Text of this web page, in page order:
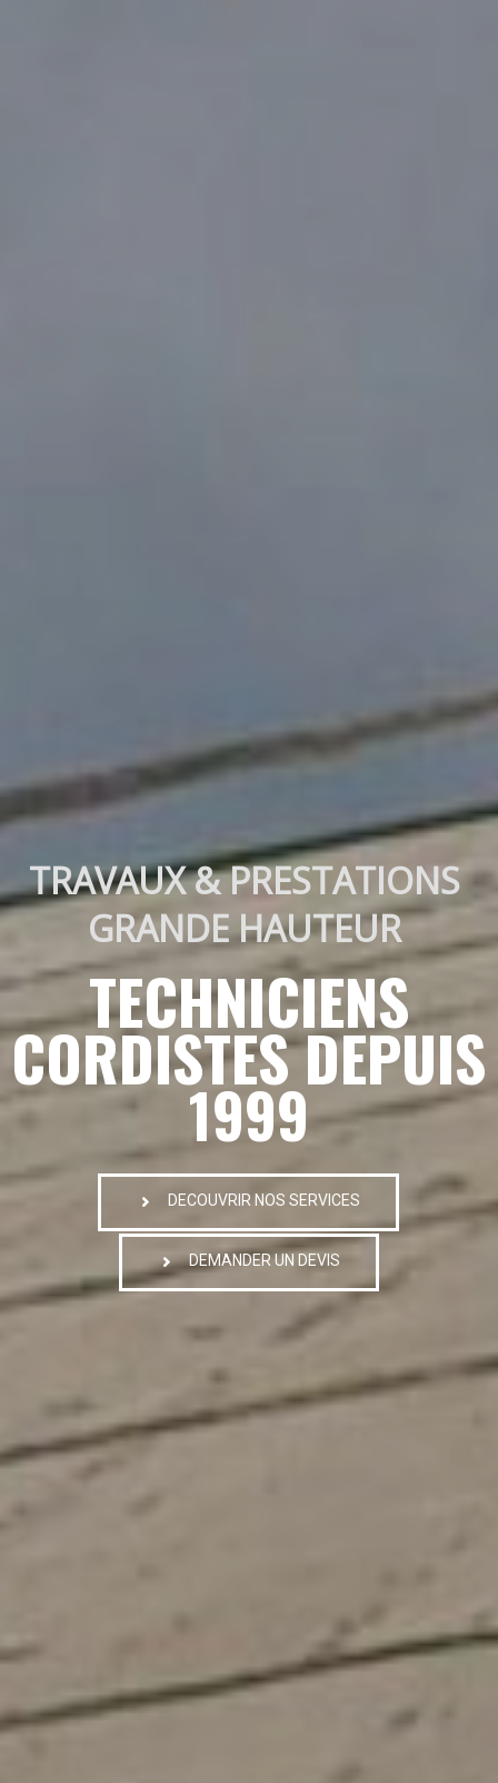
TRAVAUX & PRESTATIONS
GRANDE HAUTEUR
TECHNICIENS
CORDISTES DEPUIS
1999
DECOUVRIR NOS SERVICES
DEMANDER UN DEVIS